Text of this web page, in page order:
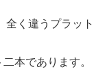
く違うプラッ
本であります。